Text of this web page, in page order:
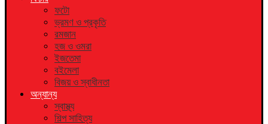
ফটো
ভ্রমণ ও প্রকৃতি
রমজান
হজ ও ওমরা
ইজতেমা
বইমেলা
বিজয় ও স্বাধীনতা
অন্যান্য
স্বাস্থ্য
শিল্প সাহিত্য